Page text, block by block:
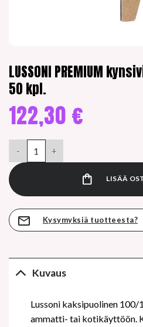
LUSSONI PREMIUM
50 kpl.
122,30 €
LISÄÄ
Kysymyksiä tuotteesta?
Kuvaus
Lussoni kaksipuolinen
ammatti- tai kotikäyttöön.